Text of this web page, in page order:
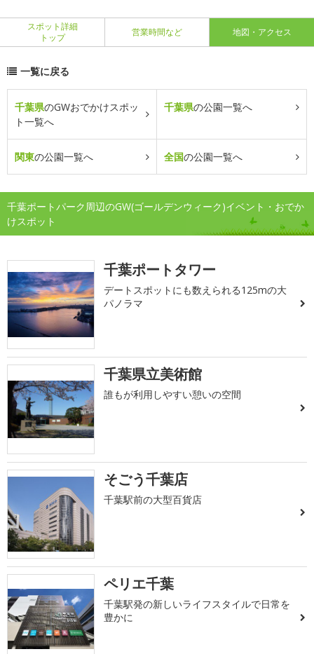
スポット詳細
トップ
営業時間など 地図・アクセス
一覧に戻る
千葉県のGWおでかけスポッ
ト一覧へ
千葉県の公園一覧へ
関東の公園一覧へ 全国の公園一覧へ
千葉ポートパーク周辺のGW(ゴールデンウィーク)イベント・おでか
けスポット
千葉ポートタワー
デートスポットにも数えられる125mの大
パノラマ
千葉県立美術館
誰もが利用しやすい憩いの空間
そごう千葉店
千葉駅前の大型百貨店
ペリエ千葉
千葉駅発の新しいライフスタイルで日常を
豊かに